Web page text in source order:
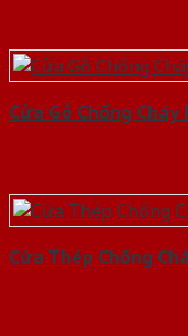
Cửa Gỗ Chống
Cửa Thép Chống